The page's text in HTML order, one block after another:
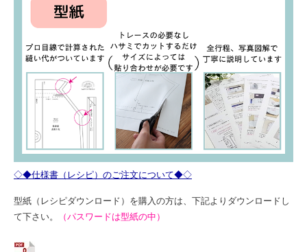
◇◆仕様書（レシピ）のご注文について◆◇
型紙（レシピダウンロード）を購入の方は、下記よりダウンロードし
て下さい。
（パスワードは型紙の中）